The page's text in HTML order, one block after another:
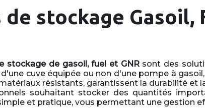
de stockage Gasoil,
stockage de gasoil, fuel et GNRsont des
cuve équipée ou non d'une pompe à
résistants, garantissent la durabilité et
souhaitant stocker des quantités
et pratique, vous permettant une gestion